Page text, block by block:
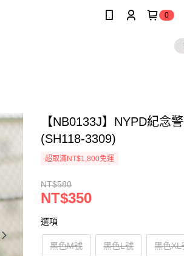
0
【NB0133J】NYPD紀念
(SH118-3309)
超取滿NT$1,800免運
NT$580
NT$350
選項
黑色M號 黑色L號 黑色XL